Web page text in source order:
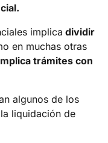
implica dividir
en muchas otras
trámites con
algunos de los
liquidación de